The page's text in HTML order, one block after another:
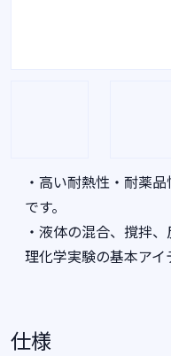
・高い耐熱性・耐薬
です。
・液体の混合、撹拌
理化学実験の基本アイ
仕様